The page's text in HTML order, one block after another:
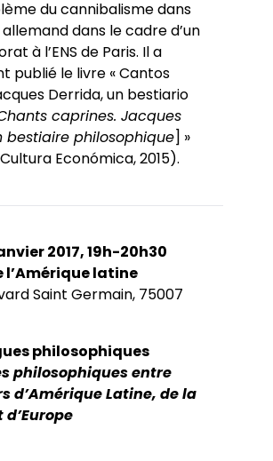
du cannibalisme dans
allemand dans le cadre d’un
à l’ENS de Paris. Il a
publié le livre « Cantos
Derrida, un bestiario
caprines. Jacques
bestiaire philosophique] »
Económica, 2015).
2017, 19h-20h30
l’Amérique latine
Saint Germain, 75007
philosophiques
philosophiques entre
d’Amérique Latine, de la